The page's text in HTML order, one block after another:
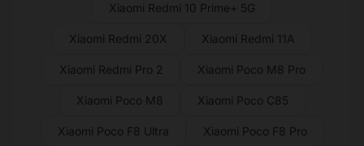
Xiaomi Redmi 10 Prime+ 5G
Xiaomi Redmi 20X Xiaomi Redmi 11A
Xiaomi Redmi Pro 2 Xiaomi Poco M8 Pro
Xiaomi Poco M8 Xiaomi Poco C85
Xiaomi Poco F8 Ultra Xiaomi Poco F8 Pro